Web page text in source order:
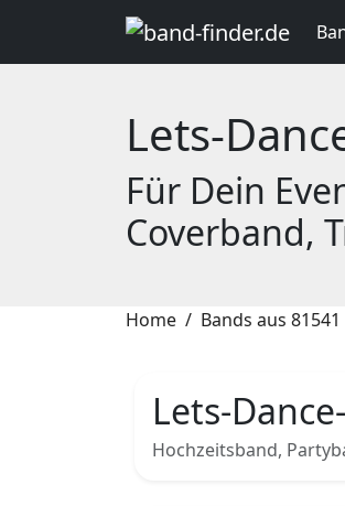
Lets-
Für Dein
Coverband,
Home Bands aus
Lets-
Hochzeitsband,